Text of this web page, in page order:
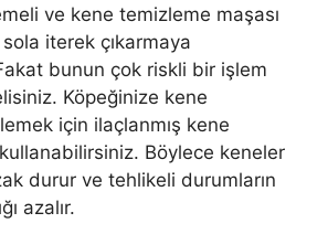
ve kene temizleme maşası
iterek çıkarmaya
Fakat bunun çok riskli bir işlem
Köpeğinize kene
için ilaçlanmış kene
Böylece keneler
durur ve tehlikeli durumların
azalır.